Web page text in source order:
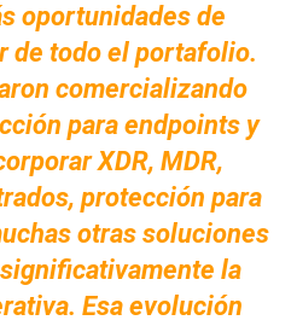
oportunidades de
de todo el portafolio.
comercializando
para endpoints y
XDR, MDR,
protección para
otras soluciones
la
Esa evolución